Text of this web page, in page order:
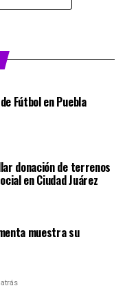
Fútbol en Puebla
donación de terrenos
en Ciudad Juárez
muestra su